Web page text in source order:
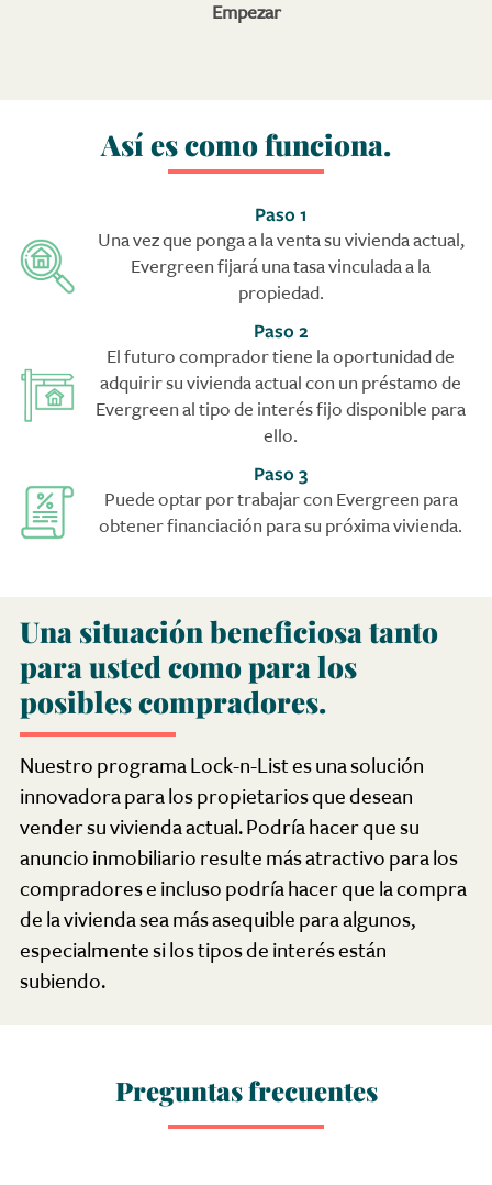
Empezar
Así escomofunciona.
Paso 1
Una vez que ponga a la venta su vivienda actual,
Evergreen fijará una tasa vinculada a la
propiedad.
Paso 2
El futuro comprador tiene la oportunidad de
adquirir su vivienda actual con un préstamo de
Evergreen al tipo de interés fijo disponible para
ello.
Paso 3
Puede optar por trabajar con Evergreen para
obtener financiación para su próxima vivienda.
Una situación beneficiosa tanto
para usted como para los
posibles compradores.
Nuestro programa Lock-n-List es una solución
innovadora para los propietarios que desean
vender su vivienda actual. Podría hacer que su
anuncio inmobiliario resulte más atractivo para los
compradores e incluso podría hacer que la compra
de la vivienda sea más asequible para algunos,
especialmente si los tipos de interés están
subiendo.
Preguntasfrecuentes